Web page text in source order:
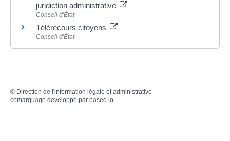
juridiction administrative
Conseil d'État
Télérecours citoyens
Conseil d'État
© Direction de l'information légale et administrative
comarquage developpé par baseo.io